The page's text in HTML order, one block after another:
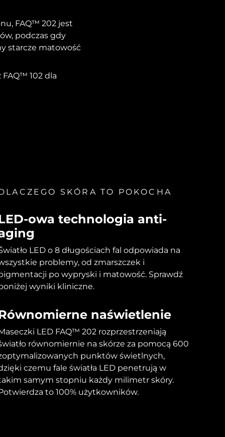
FAQ™ 202 jest
podczas gdy
starcze matowość
102 dla
SKÓRA TO POKOCHA
owa technologia anti-
LED o 8 długościach fal odpowiada na
problemy, od zmarszczek i
po wypryski i matowość. Sprawdź
wyniki kliniczne.
naświetlenie
LED FAQ™ 202 rozprzestrzeniają
równomiernie na skórze za pomocą 600
punktów świetlnych,
czemu fale światła LED penetrują w
samym stopniu każdy milimetr skóry.
to 100% użytkowników.